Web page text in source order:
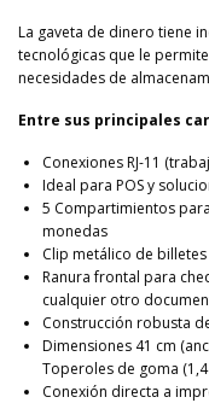
La gaveta de dinero tiene
tecnológicas que le
necesidades de
Entre sus principales
Conexiones RJ-11
Ideal para POS y
5 Compartimientos
monedas
Clip metálico de
Ranura frontal para
cualquier otro
Construcción robusta
Dimensiones 41 cm
Toperoles de goma
Conexión directa a